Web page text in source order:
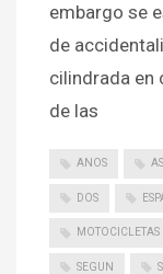
embargo se
de
cilindrada en
de las
ANOS
DOS
MOTOCICLETAS
SEGUN